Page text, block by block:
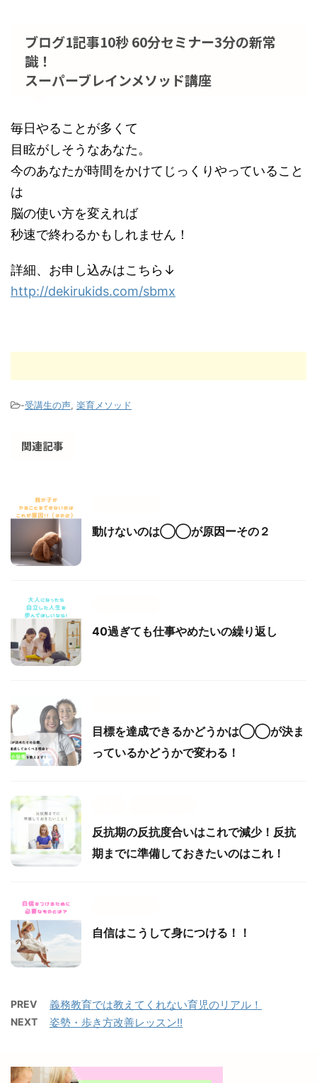
ブログ1記事10秒 60分セミナー3分の新常
識！
スーパーブレインメソッド講座
毎日やることが多くて
目眩がしそうなあなた。
今のあなたが時間をかけてじっくりやっていること
は
脳の使い方を変えれば
秒速で終わるかもしれません！
詳細、お申し込みはこちら↓
http://dekirukids.com/sbmx
-受講生の声, 楽育メソッド
関連記事
動けないのは◯◯が原因ーその２
40過ぎても仕事やめたいの繰り返し
目標を達成できるかどうかは◯◯が決ま
っているかどうかで変わる！
反抗期の反抗度合いはこれで減少！反抗
期までに準備しておきたいのはこれ！
自信はこうして身につける！！
PREV 義務教育では教えてくれない育児のリアル！
NEXT 姿勢・歩き方改善レッスン!!